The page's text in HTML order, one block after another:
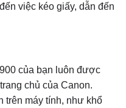
việc kéo giấy, dẫn đến
của bạn luôn được
chủ của Canon.
trên máy tính, như khổ